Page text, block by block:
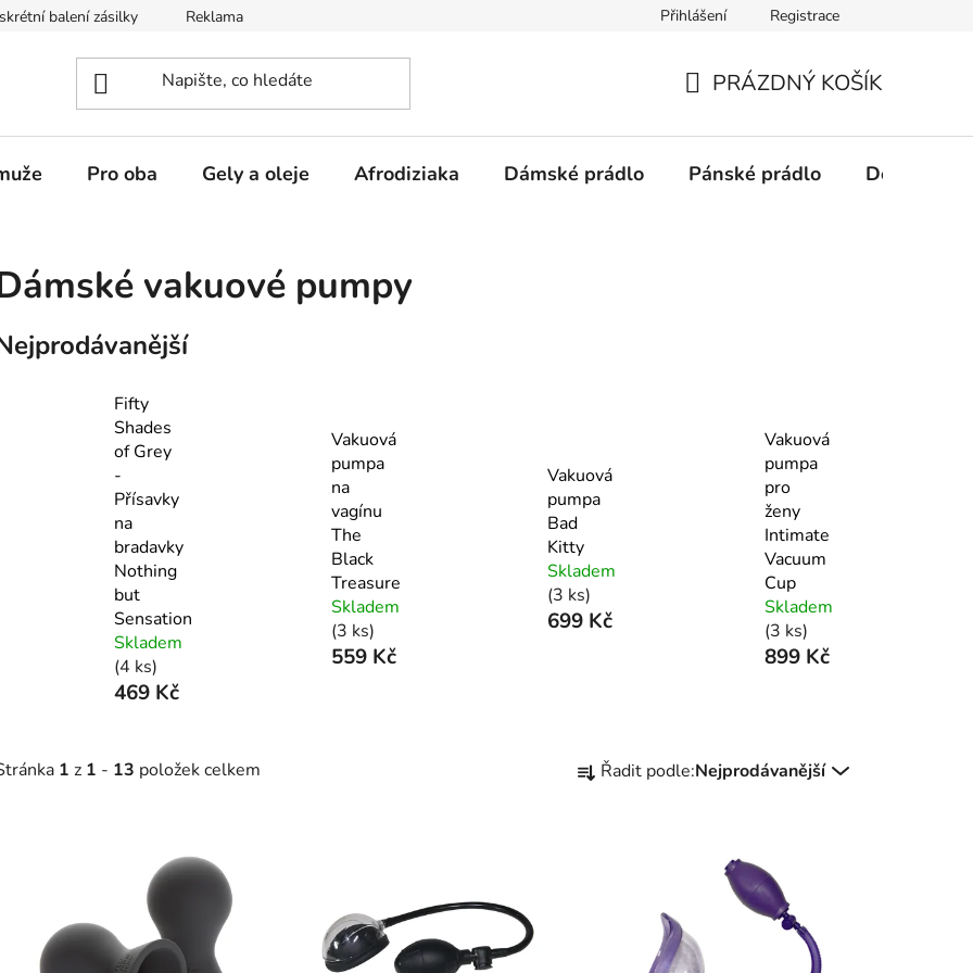
balení zásilky Reklamace Podmínky ochrany osobních údajů
Přihlášení Registrace
KOŠÍK
PRÁZDNÝ KOŠÍK
Pro oba Gely a oleje Afrodiziaka Dámské prádlo Pánské prádlo Doplňky
vakuové pumpy
Fifty
Shades
of Grey
-
Přísavky
na
bradavky
Nothing
but
Sensation
Skladem
(4 ks)
469 Kč
Vakuová
pumpa
na
vagínu
The
Black
Treasure
Skladem
(3 ks)
559 Kč
Vakuová
pumpa
Bad
Kitty
Skladem
(3 ks)
699 Kč
Vakuová
pumpa
pro
ženy
Intimate
Vacuum
Cup
Skladem
(3 ks)
899 Kč
1 z 1 - 13 položek celkem
a Řadit podle:Nejprodávanější